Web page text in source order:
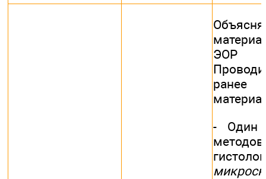
ЭОР
ранее
- Один